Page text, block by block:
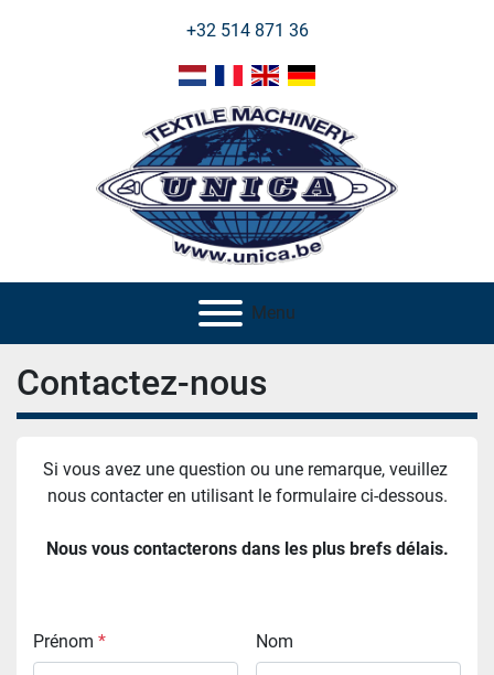
+32 514 871 36
Menu
Contactez-nous
Si vous avez une question ou une remarque, veuillez
nous contacter en utilisant le formulaire ci-dessous.
Nous vous contacterons dans les plus brefs délais.
Prénom * Nom